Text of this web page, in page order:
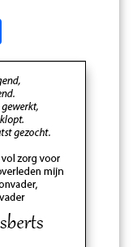
D
el
e
n